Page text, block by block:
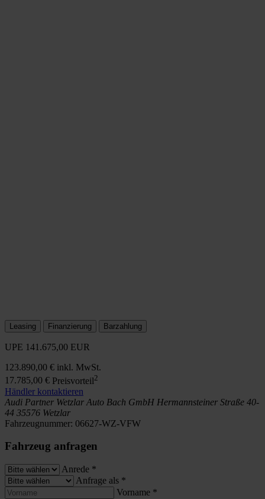
Leasing Finanzierung Barzahlung
UPE 141.675,00 EUR
123.890,00 € inkl. MwSt.
17.785,00 € Preisvorteil2
Händler kontaktieren
Audi Partner Wetzlar Auto Bach GmbH Hermannsteiner Straße 40-
44 35576 Wetzlar
Fahrzeugnummer: 06627-WZ-VFW
Fahrzeug anfragen
Anrede *
Anfrage als *
Vorname *